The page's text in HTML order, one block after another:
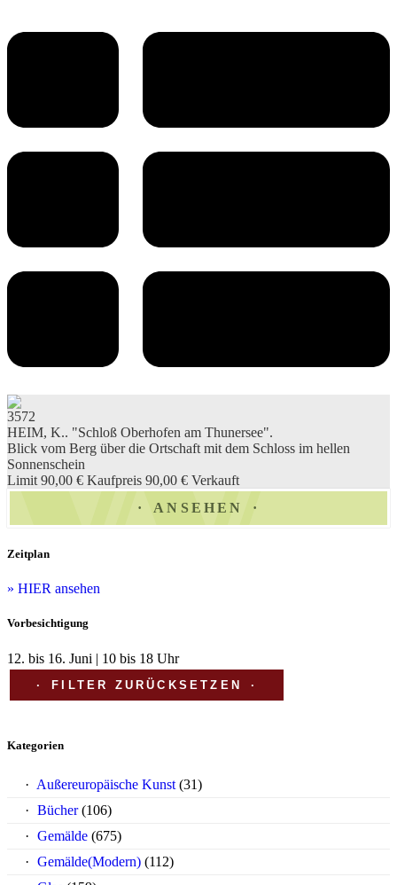
3572
HEIM, K.. "Schloß Oberhofen am Thunersee".
Blick vom Berg über die Ortschaft mit dem Schloss im hellen
Sonnenschein
Limit 90,00 € Kaufpreis 90,00 € Verkauft
ANSEHEN
Zeitplan
» HIER ansehen
Vorbesichtigung
12. bis 16. Juni | 10 bis 18 Uhr
FILTER ZURÜCKSETZEN
Kategorien
Außereuropäische Kunst (31)
Bücher (106)
Gemälde (675)
Gemälde(Modern) (112)